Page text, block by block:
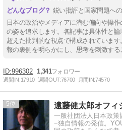
鋭い批評と国家問題へ
日本の政治やメディアに潜む偏向や操
の姿を追求します。各記事は具体性と
超えた批判的な視点で構成されていま
報の裏側を明らかにし、思考を刺激する
996302 1,341
週間IN:17910 週間OUT:76700 月間IN:74570
5 遠藤健太郎オフィ
一般社団法人日本政
−独自情報の発信。